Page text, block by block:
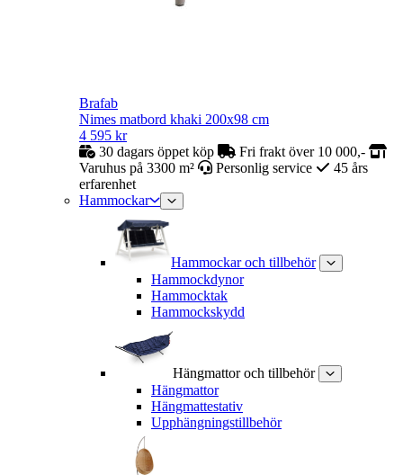
Brafab
Nimes matbord khaki 200x98 cm
4 595 kr
30 dagars öppet köp
Fri frakt över 10 000,-
Varuhus på 3300 m²
Personlig service
45 års
erfarenhet
Hammockar
Hammockar och tillbehör
Hammockdynor
Hammocktak
Hammockskydd
Hängmattor och tillbehör
Hängmattor
Hängmattestativ
Upphängningstillbehör